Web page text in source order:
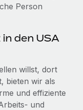
Person
den USA
willst, dort
bieten wir als
und effiziente
und